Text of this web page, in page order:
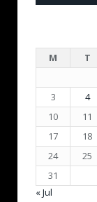
M
T
3
4
10
11
17
18
24
25
31
« Jul